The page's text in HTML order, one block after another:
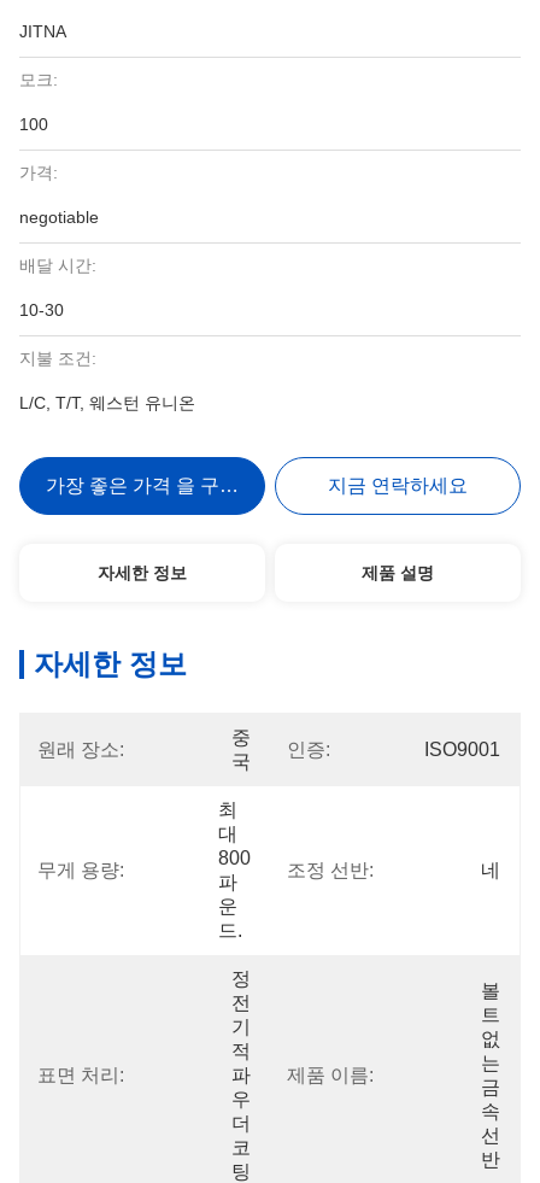
JITNA
모크:
100
가격:
negotiable
배달 시간:
10-30
지불 조건:
L/C, T/T, 웨스턴 유니온
가장 좋은 가격 을 구하라 지금 연락하세요
자세한 정보 제품 설명
자세한 정보
원래 장소:
중
국
인증: ISO9001
무게 용량:
최
대
800
파
운
드.
조정 선반: 네
표면 처리:
정
전
기
적
파
우
더
코
팅
제품 이름:
볼
트
없
는
금
속
선
반